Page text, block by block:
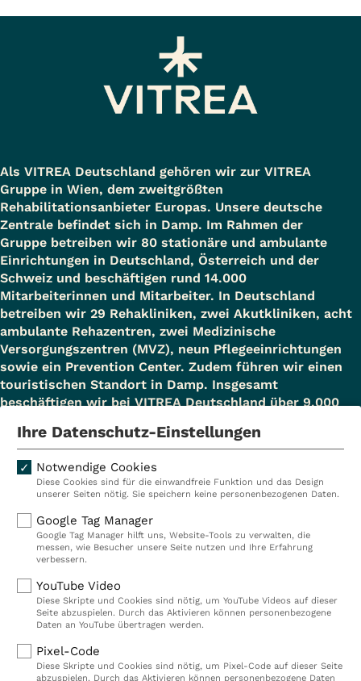
Als VITREA Deutschland gehören wir zur VITREA
Gruppe in Wien, dem zweitgrößten
Rehabilitationsanbieter Europas. Unsere deutsche
Zentrale befindet sich in Damp. Im Rahmen der
Gruppe betreiben wir 80 stationäre und ambulante
Einrichtungen in Deutschland, Österreich und der
Schweiz und beschäftigen rund 14.000
Mitarbeiterinnen und Mitarbeiter. In Deutschland
betreiben wir 29 Rehakliniken, zwei Akutkliniken, acht
ambulante Rehazentren, zwei Medizinische
Versorgungszentren (MVZ), neun Pflegeeinrichtungen
sowie ein Prevention Center. Zudem führen wir einen
touristischen Standort in Damp. Insgesamt
beschäftigen wir bei VITREA Deutschland über 9.000
Kliniken
Ambulant
Reha
Prävention
Karriere
VITREA Deutschland
IMPRESSUM
HINWEISGEBERSYSTEM
Ihre Datenschutz-Einstellungen
Notwendige Cookies
Diese Cookies sind für die einwandfreie Funktion und das Design
unserer Seiten nötig. Sie speichern keine personenbezogenen Daten.
Google Tag Manager
Google Tag Manager hilft uns, Website-Tools zu verwalten, die
messen, wie Besucher unsere Seite nutzen und Ihre Erfahrung
verbessern.
YouTube Video
Diese Skripte und Cookies sind nötig, um YouTube Videos auf dieser
Seite abzuspielen. Durch das Aktivieren können personenbezogene
Daten an YouTube übertragen werden.
Pixel-Code
Diese Skripte und Cookies sind nötig, um Pixel-Code auf dieser Seite
abzuspielen. Durch das Aktivieren können personenbezogene Daten